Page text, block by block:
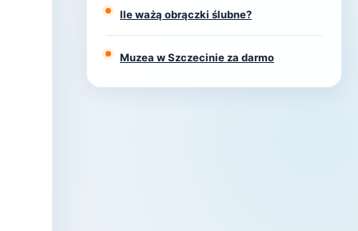
Ile ważą obrączki ślubne?
Muzea w Szczecinie za darmo